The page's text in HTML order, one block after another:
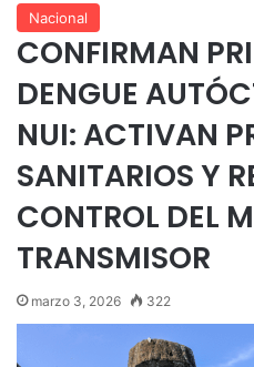
Nacional
CONFIRMAN
DENGUE
NUI: ACTIVAN
SANITARIOS Y
CONTROL DEL
TRANSMISOR
marzo 3, 2026 322